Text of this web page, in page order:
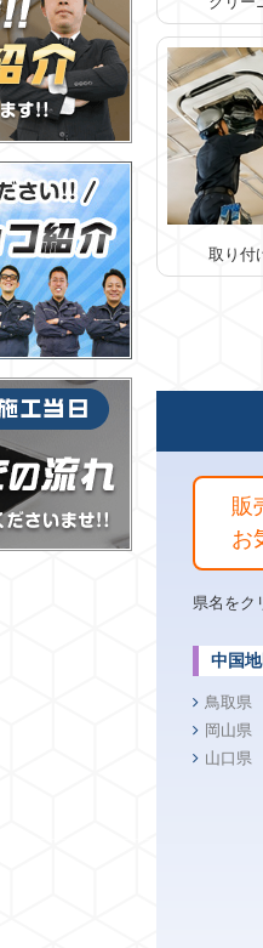
取り付
販
お
県名をク
中国
鳥取県
岡山県
山口県